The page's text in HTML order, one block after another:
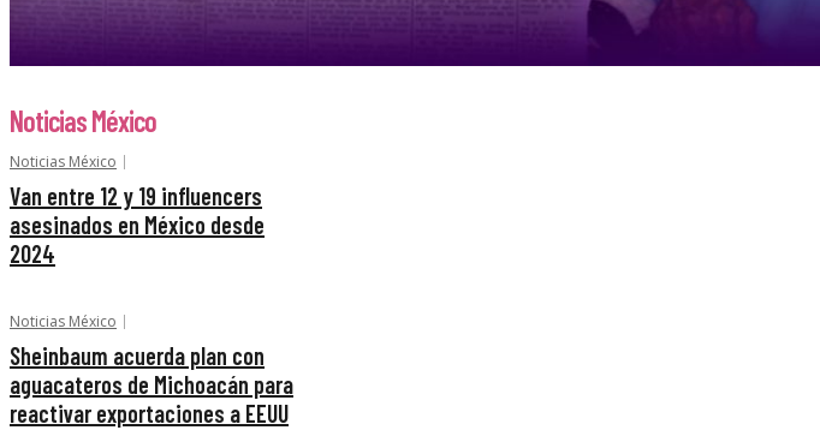
Noticias México
Noticias México
Van entre 12 y 19 influencers
asesinados en México desde
2024
Noticias México
Sheinbaum acuerda plan con
aguacateros de Michoacán para
reactivar exportaciones a EEUU